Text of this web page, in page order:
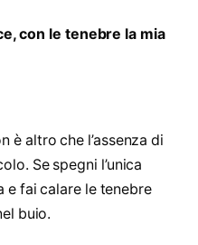
con le tenebre la mia
è altro che l’assenza di
Se spegni l’unica
e fai calare le tenebre
buio.